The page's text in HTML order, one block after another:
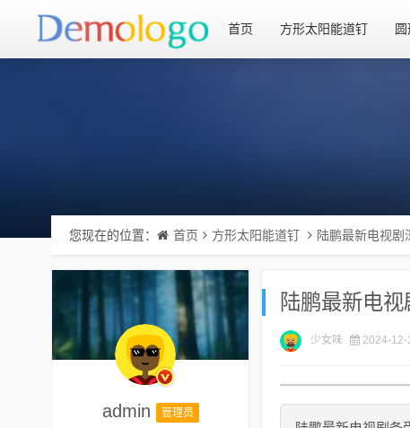
首页 方形太阳能道钉
您现在的位置： 首页 方形太阳能道钉 陆鹏最新电视剧
admin 管理员
陆鹏最新电视
少女味 2024-12-